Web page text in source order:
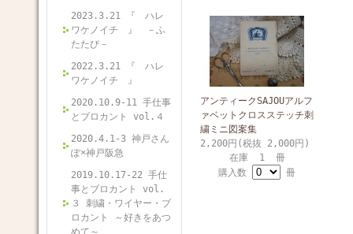
2023.3.21 『 ハレ
ワケノイチ 』 －ふ
たたび－
2022.3.21 『 ハレ
ワケノイチ 』
2020.10.9-11 手仕事
とブロカント vol.４
2020.4.1-3 神戸さん
ぽ×神戸阪急
2019.10.17-22 手仕
事とブロカント vol.
３ 刺繍・ワイヤー・ブ
ロカント ～好きをあつ
めて～
アンティークSAJOUアルフ
ァベットクロスステッチ刺
繍ミニ図案集
2,200円(税抜 2,000円)
在庫 1 冊
購入数
冊